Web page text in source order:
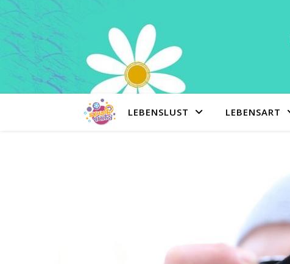
LEBENSLUST LEBENSART